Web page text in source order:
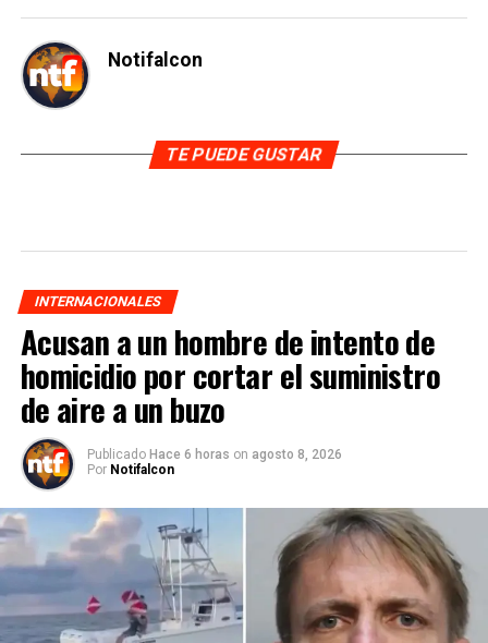
Notifalcon
TE PUEDE GUSTAR
INTERNACIONALES
Acusan a un hombre de intento de
homicidio por cortar el suministro
de aire a un buzo
Publicado Hace 6 horas on agosto 8, 2026
Por Notifalcon